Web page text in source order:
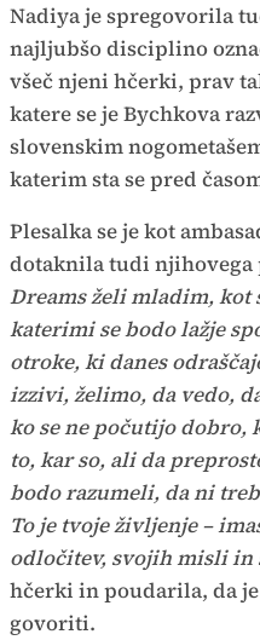
Nadiya je spregovorila
najljubšo disciplino
všeč njeni hčerki, prav
katere se je Bychkova
slovenskim
katerim sta se pred
Plesalka se je kot
dotaknila tudi njihovega
Dreams želi mladim,
katerimi se bodo lažje
otroke, ki danes
izzivi, želimo, da vedo,
ko se ne počutijo dobro,
to, kar so, ali da
bodo razumeli, da ni
To je tvoje življenje –
odločitev, svojih misli in
hčerki in poudarila, da
govoriti.